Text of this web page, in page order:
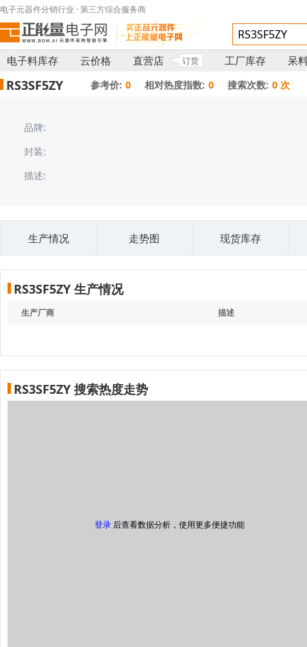
电子元器件分销行业 · 第三方综合服务商
电子料库存 云价格 直营店 订货 工厂库存 呆
RS3SF5ZY 参考价: 0 相对热度指数: 0 搜索次数: 0 次
品牌:
封装:
描述:
生产情况 走势图 现货库存
RS3SF5ZY 生产情况
生产厂商 描述
RS3SF5ZY 搜索热度走势
登录 后查看数据分析，使用更多便捷功能